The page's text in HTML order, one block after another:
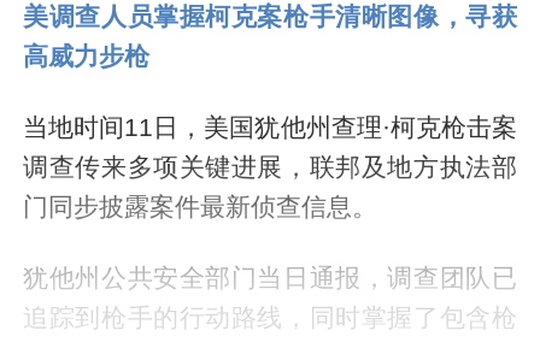
美调查人员掌握柯克案枪手清晰图像，寻获
高威力步枪
当地时间11日，美国犹他州查理·柯克枪击案
调查传来多项关键进展，联邦及地方执法部
门同步披露案件最新侦查信息。
犹他州公共安全部门当日通报，调查团队已
追踪到枪手的行动路线，同时掌握了包含枪